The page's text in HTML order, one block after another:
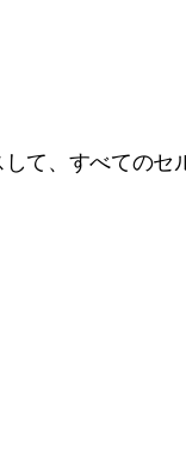
て、すべての